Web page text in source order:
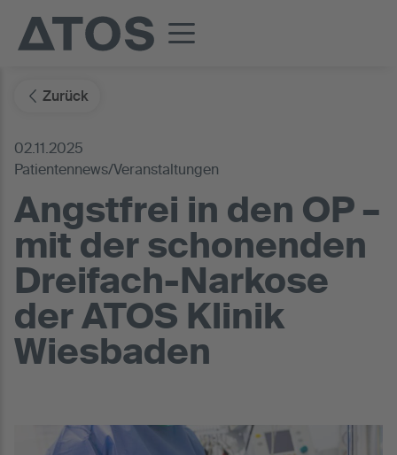
Zurück
02.11.2025
Patientennews/Veranstaltungen
Angstfrei in den OP –
mit der schonenden
Dreifach-Narkose
der ATOS Klinik
Wiesbaden